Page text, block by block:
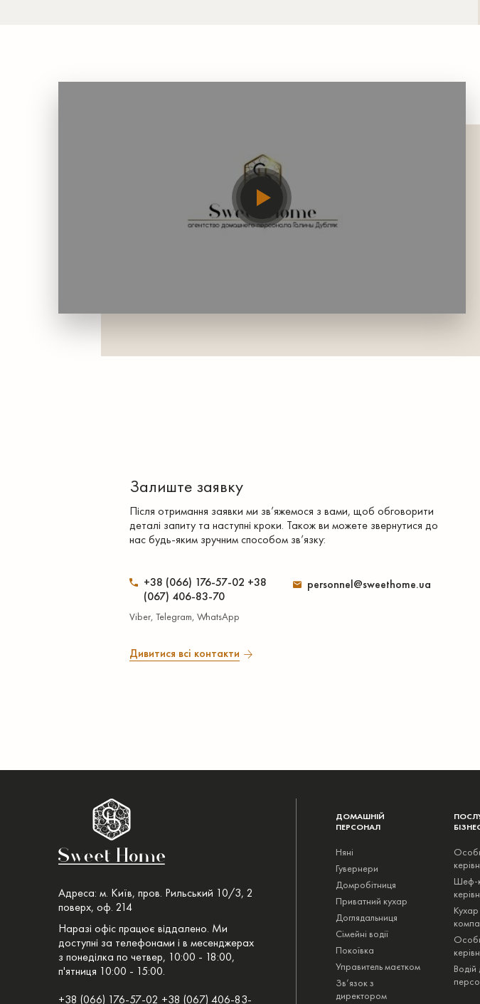
Залиште заявку
Після отримання заявки ми зв’яжемося з вами, щоб обговорити
деталі запиту та наступні кроки. Також ви можете звернутися до
нас будь-яким зручним способом зв’язку:
+38 (066) 176-57-02 +38
(067) 406-83-70
Viber, Telegram, WhatsApp
personnel@sweethome.ua
Дивитися всі контакти
Адреса: м. Київ, пров. Рильський 10/3, 2
поверх, оф. 214
Наразі офіс працює віддалено. Ми
доступні за телефонами і в месенджерах
з понеділка по четвер, 10:00 - 18:00,
п'ятниця 10:00 - 15:00.
+38 (066) 176-57-02 +38 (067) 406-83-
ДОМАШНІЙ
ПЕРСОНАЛ
Няні
Гувернери
Домробітниця
Приватний кухар
Доглядальниця
Сімейні водії
Покоївка
Управитель маєтком
Зв’язок з
директором
Шеф-
Водій